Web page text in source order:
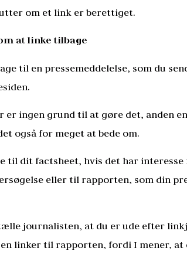
om et link er berettiget.
at linke tilbage
til en pressemeddelelse, som du
ingen grund til at gøre det, anden
også for meget at bede om.
til dit factsheet, hvis det har
eller til rapporten, som din
journalisten, at du er ude efter
linker til rapporten, fordi I mener, at